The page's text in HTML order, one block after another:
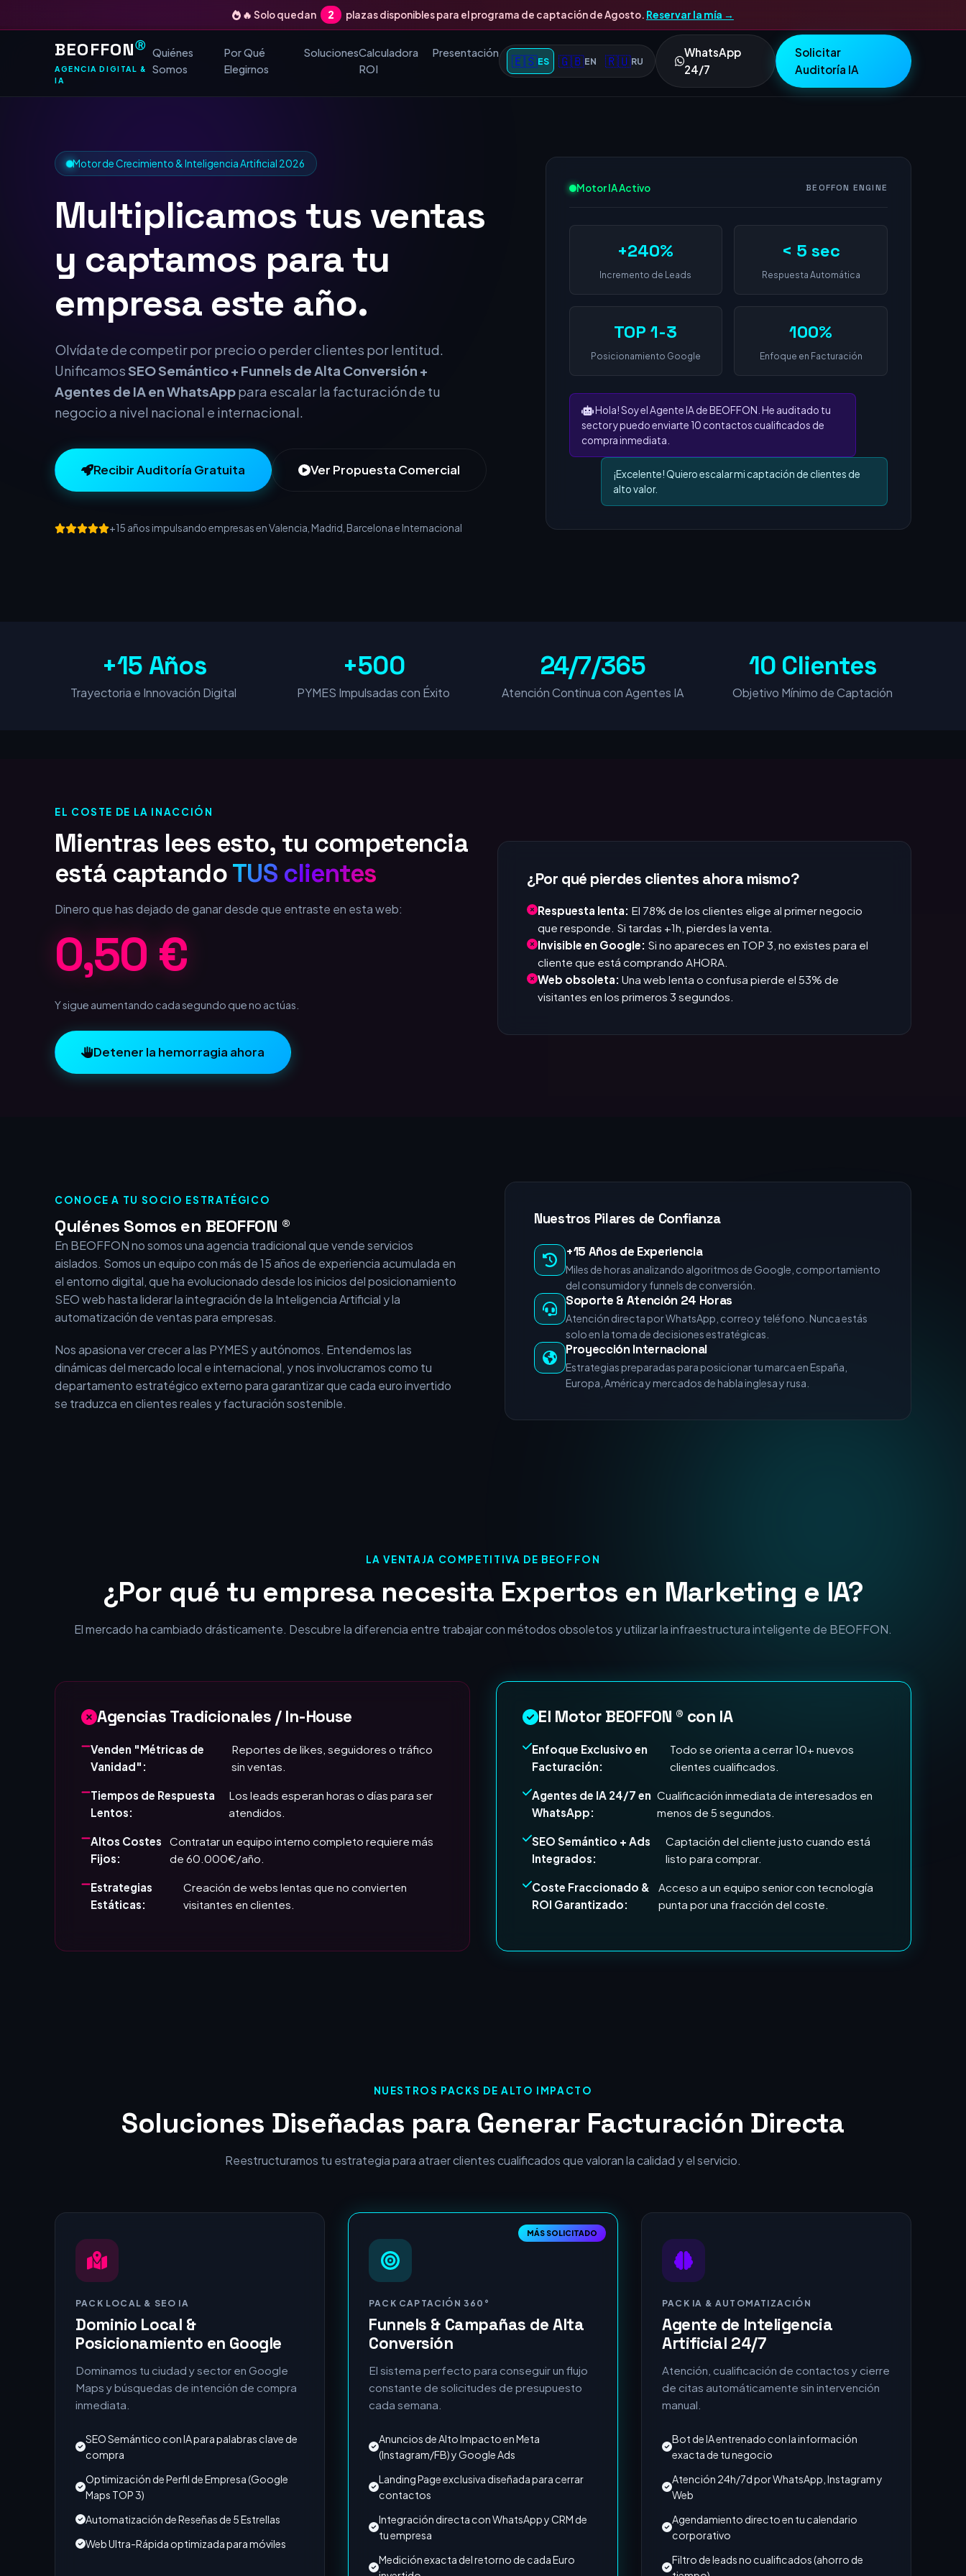
🔥 Solo quedan 2 plazas disponibles para el programa de captación de Agosto. Reservar la mía →
BEOFFONⓇ
AGENCIA DIGITAL &
IA
Quiénes
Somos
Por Qué
Elegirnos
SolucionesCalculadora
ROI
Presentación
🇪🇸ES 🇬🇧EN 🇷🇺RU
WhatsApp
24/7
Solicitar
Auditoría IA
Motor de Crecimiento & Inteligencia Artificial 2026
Multiplicamos tus ventas
y captamos TOP 1 en
Googlepara tu empresa
este año.
Olvídate de competir por precio o perder clientes por lentitud.
UnificamosSEO Semántico + Funnels de Alta Conversión +
negocio a nivel nacional e internacional.
+240%
Incremento de Leads
< 5 sec
Respuesta Automática
TOP 1-3
Posicionamiento Google
100%
Enfoque en Facturación
Hola! Soy el Agente IA de BEOFFON. He auditado tu
sector y puedo enviarte 10 contactos cualificados de
compra inmediata.
¡Excelente! Quiero escalar mi captación de clientes de
+500 24/7/365 10 Clientes
EL COSTE DE LA INACCIÓN
Mientras lees esto, tu competencia
está captandoTUS clientes
Dinero que has dejado de ganar desde que entraste en esta web:
1,00 €
Y sigue aumentando cada segundo que no actúas.
¿Por qué pierdes clientes ahora mismo?
Respuesta lenta:El 78% de los clientes elige al primer negocio
que responde. Si tardas +1h, pierdes la venta.
Invisible en Google:Si no apareces en TOP 3, no existes para el
cliente que está comprando AHORA.
CONOCE A TU SOCIO ESTRATÉGICO
Quiénes Somos en BEOFFON ®
En BEOFFON no somos una agencia tradicional que vende servicios
aislados. Somos un equipo con más de 15 años de experiencia acumulada en
el entorno digital, que ha evolucionado desde los inicios del posicionamiento
SEO web hasta liderar la integración de la Inteligencia Artificial y la
automatización de ventas para empresas.
Nos apasiona ver crecer a las PYMES y autónomos. Entendemos las
dinámicas del mercado local e internacional, y nos involucramos como tu
Nuestros Pilares de Confianza
+15 Años de Experiencia
Miles de horas analizando algoritmos de Google, comportamiento
del consumidor y funnels de conversión.
Soporte & Atención 24 Horas
Atención directa por WhatsApp, correo y teléfono. Nunca estás
solo en la toma de decisiones estratégicas.
Proyección Internacional
LA VENTAJA COMPETITIVA DE BEOFFON
¿Por qué tu empresa necesita Expertos en Marketing e IA?
Agencias Tradicionales / In-House
Venden "Métricas de
Vanidad":
Reportes de likes, seguidores o tráfico
sin ventas.
Tiempos de Respuesta
Lentos:
Los leads esperan horas o días para ser
atendidos.
Altos Costes
Fijos:
Contratar un equipo interno completo requiere más
de 60.000€/año.
Estáticas:
visitantes en clientes.
El Motor BEOFFON ® con IA
Enfoque Exclusivo en
Facturación:
Todo se orienta a cerrar 10+ nuevos
clientes cualificados.
Agentes de IA 24/7 en
WhatsApp:
Cualificación inmediata de interesados en
menos de 5 segundos.
SEO Semántico + Ads
Integrados:
Captación del cliente justo cuando está
listo para comprar.
ROI Garantizado:
punta por una fracción del coste.
NUESTROS PACKS DE ALTO IMPACTO
Soluciones Diseñadas para Generar Facturación Directa
PACK LOCAL & SEO IA
Dominio Local &
Posicionamiento en Google
Dominamos tu ciudad y sector en Google
Maps y búsquedas de intención de compra
inmediata.
SEO Semántico con IA para palabras clave de
compra
Optimización de Perfil de Empresa (Google
Maps TOP 3)
PACK CAPTACIÓN 360°
Funnels & Campañas de Alta
Conversión
El sistema perfecto para conseguir un flujo
cada semana.
Anuncios de Alto Impacto en Meta
(Instagram/FB) y Google Ads
Landing Page exclusiva diseñada para cerrar
contactos
Integración directa con WhatsApp y CRM de
PACK IA & AUTOMATIZACIÓN
Agente de Inteligencia
Artificial 24/7
Atención, cualificación de contactos y cierre
de citas automáticamente sin intervención
manual.
Bot de IA entrenado con la información
exacta de tu negocio
Atención 24h/7d por WhatsApp, Instagram y
Web
Agendamiento directo en tu calendario